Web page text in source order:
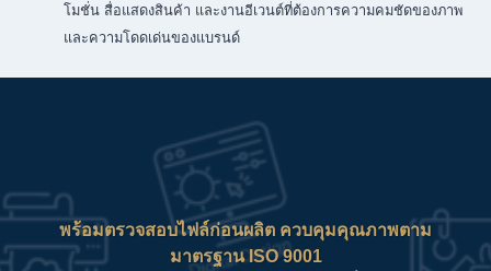
โมชั่น สื่อแสดงสินค้า และงานอีเวนต์ที่ต้องการความคมชัดของภาพ
และความโดดเด่นของแบรนด์
พร้อมตรวจสอบไฟล์ก่อนผลิต ควบคุมคุณภาพตาม
มาตรฐาน ISO 9001